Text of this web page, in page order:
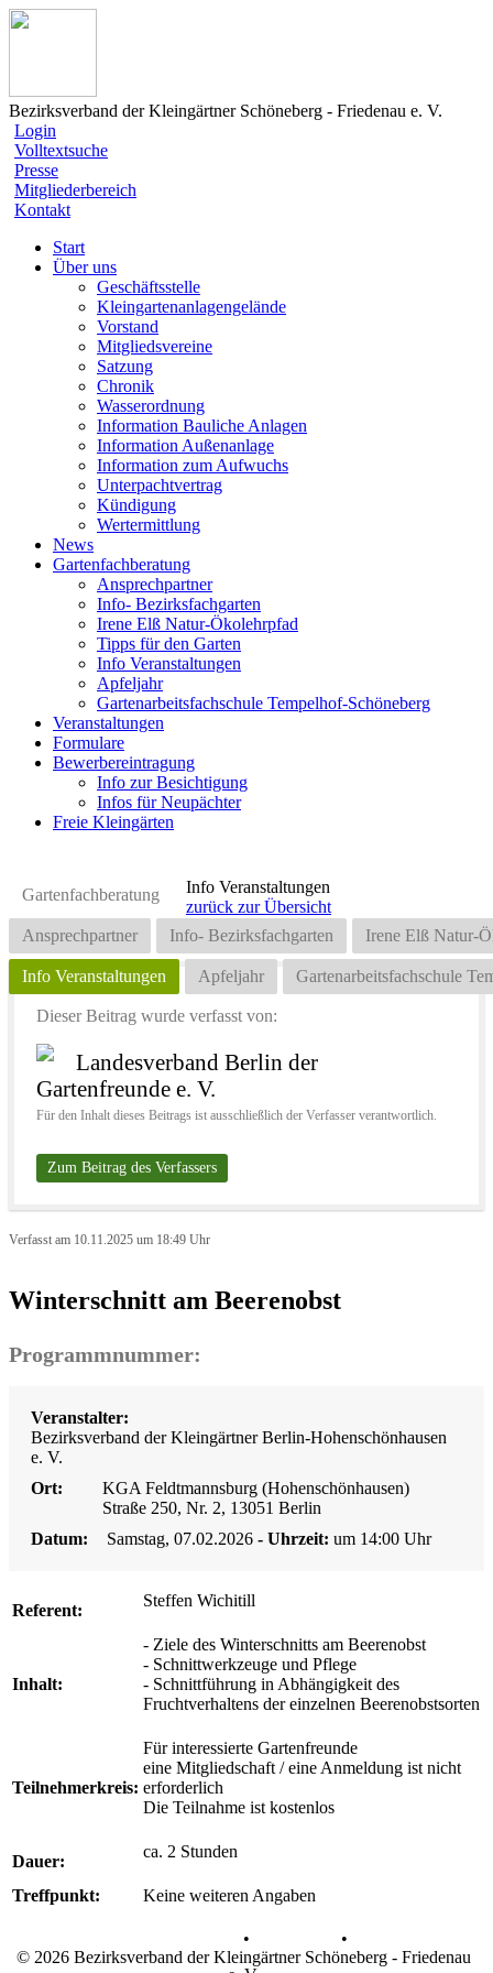
Bezirksverband der Kleingärtner Schöneberg - Friedenau e. V.
Login
Volltextsuche
Presse
Mitgliederbereich
Kontakt
Start
Über uns
Geschäftsstelle
Kleingartenanlagengelände
Vorstand
Mitgliedsvereine
Satzung
Chronik
Wasserordnung
Information Bauliche Anlagen
Information Außenanlage
Information zum Aufwuchs
Unterpachtvertrag
Kündigung
Wertermittlung
News
Gartenfachberatung
Ansprechpartner
Info- Bezirksfachgarten
Irene Elß Natur-Ökolehrpfad
Tipps für den Garten
Info Veranstaltungen
Apfeljahr
Gartenarbeitsfachschule Tempelhof-Schöneberg
Veranstaltungen
Formulare
Bewerbereintragung
Info zur Besichtigung
Infos für Neupächter
Freie Kleingärten
Gartenfachberatung
Ansprechpartner Info- Bezirksfachgarten Irene Elß Natur-
Info Veranstaltungen Apfeljahr Gartenarbeitsfachschule
Info Veranstaltungen
zurück zur Übersicht
Dieser Beitrag wurde verfasst von:
Landesverband Berlin der
Gartenfreunde e. V.
Für den Inhalt dieses Beitrags ist ausschließlich der Verfasser verantwortlich.
Zum Beitrag des Verfassers
Verfasst am 10.11.2025 um 18:49 Uhr
Winterschnitt am Beerenobst
Programmnummer:
Veranstalter:
Bezirksverband der Kleingärtner Berlin-Hohenschönhausen
e. V.
Ort:
KGA Feldtmannsburg (Hohenschönhausen)
Straße 250, Nr. 2, 13051 Berlin
Datum:
Samstag, 07.02.2026 - Uhrzeit: um 14:00 Uhr
Referent:
Steffen Wichitill
Inhalt:
- Ziele des Winterschnitts am Beerenobst
- Schnittwerkzeuge und Pflege
- Schnittführung in Abhängigkeit des
Fruchtverhaltens der einzelnen Beerenobstsorten
Teilnehmerkreis:
Für interessierte Gartenfreunde
eine Mitgliedschaft / eine Anmeldung ist nicht
erforderlich
Die Teilnahme ist kostenlos
Dauer:
ca. 2 Stunden
Treffpunkt: Keine weiteren Angaben
•
•
© 2026 Bezirksverband der Kleingärtner Schöneberg - Friedenau